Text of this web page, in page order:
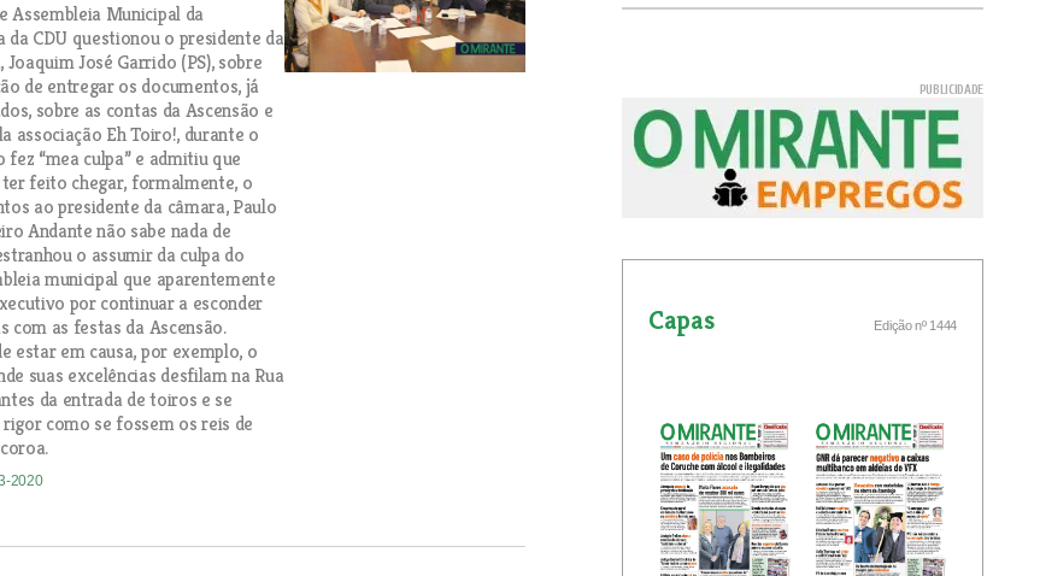
Assembleia Municipal da
da CDU questionou o presidente da
José Garrido (PS), sobre
de entregar os documentos, já
sobre as contas da Ascensão e
associação Eh Toiro!, durante o
fez “mea culpa” e admitiu que
feito chegar, formalmente, o
ao presidente da câmara, Paulo
Andante não sabe nada de
o assumir da culpa do
municipal que aparentemente
por continuar a esconder
com as festas da Ascensão.
estar em causa, por exemplo, o
suas excelências desfilam na Rua
da entrada de toiros e se
como se fossem os reis de
2020
Capas Edição nº 1444